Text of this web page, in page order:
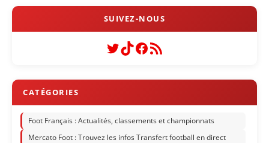
Twitter
TikTok
Facebook
Flux RSS
Foot Français : Actualités, classements et championnats
Mercato Foot : Trouvez les infos Transfert football en direct